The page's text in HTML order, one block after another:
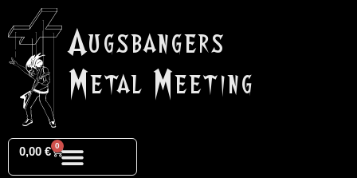
Augsbangers
Metal Meeting
0,00 € 0